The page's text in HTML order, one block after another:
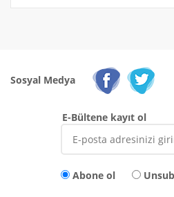
Sosyal Medya
E-Bültene kayıt ol
Abone ol